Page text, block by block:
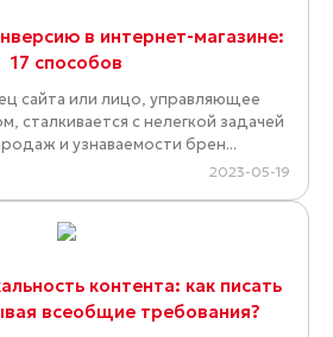
в интернет-магазине:
17 способов
сайта или лицо, управляющее
сталкивается с нелегкой задачей
и узнаваемости брен...
2023-05-19
контента: как писать
всеобщие требования?